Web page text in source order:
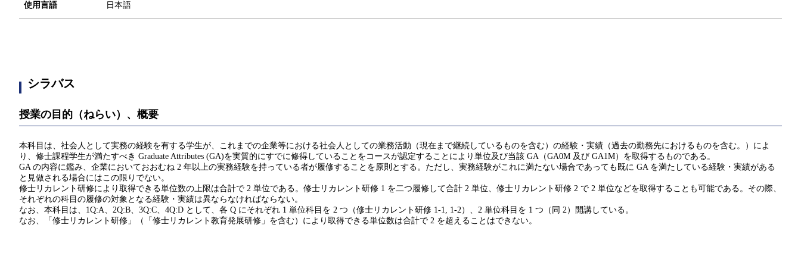
使用言語 日本語
シラバス
授業の目的（ねらい）、概要
本科目は、社会人として実務の経験を有する学生が、これまでの企業等における社会人としての業務活動（現在まで継続しているものを含む）の経験・実績（過去の勤務先におけるものを含む。）によ
り、修士課程学生が満たすべき Graduate Attributes (GA)を実質的にすでに修得していることをコースが認定することにより単位及び当該 GA（GA0M 及び GA1M）を取得するものである。
GA の内容に鑑み、企業においておおむね 2 年以上の実務経験を持っている者が履修することを原則とする。ただし、実務経験がこれに満たない場合であっても既に GA を満たしている経験・実績がある
と見做される場合にはこの限りでない。
修士リカレント研修により取得できる単位数の上限は合計で 2 単位である。修士リカレント研修 1 を二つ履修して合計 2 単位、修士リカレント研修 2 で 2 単位などを取得することも可能である。その際、
それぞれの科目の履修の対象となる経験・実績は異ならなければならない。
なお、本科目は、1Q:A、2Q:B、3Q:C、4Q:D として、各 Q にそれぞれ 1 単位科目を 2 つ（修士リカレント研修 1-1, 1-2）、2 単位科目を 1 つ（同 2）開講している。
なお、「修士リカレント研修」（「修士リカレント教育発展研修」を含む）により取得できる単位数は合計で 2 を超えることはできない。